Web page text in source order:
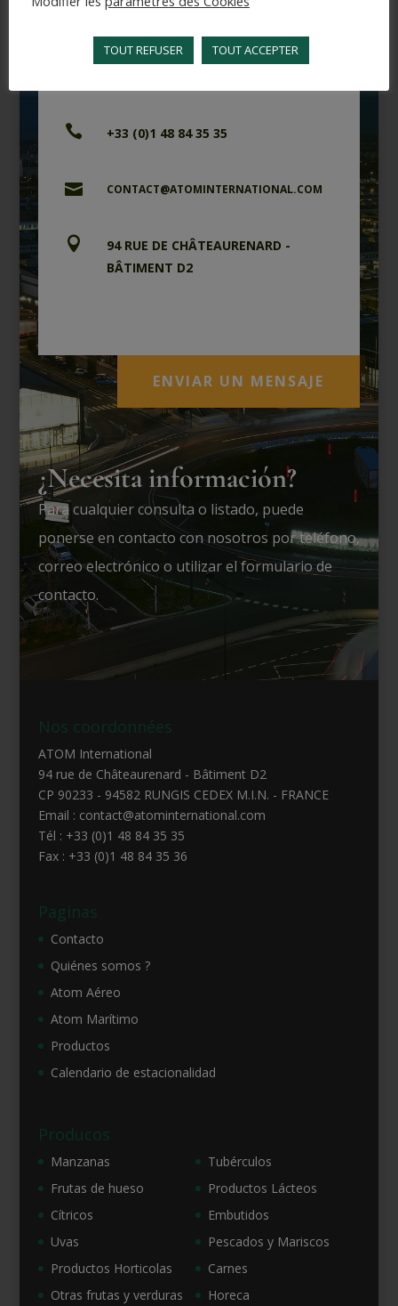
Contacto
 +33 (0)1 48 84 35 35
 CONTACT@ATOMINTERNATIONAL.COM

94 RUE DE CHÂTEAURENARD -
BÂTIMENT D2
ENVIAR UN MENSAJE
¿Necesita información?
Para cualquier consulta o listado, puede
ponerse en contacto con nosotros por teléfono,
correo electrónico o utilizar el formulario de
contacto.
Nos coordonnées
ATOM International
94 rue de Châteaurenard - Bâtiment D2
CP 90233 - 94582 RUNGIS CEDEX M.I.N. - FRANCE
Email : contact@atominternational.com
Tél : +33 (0)1 48 84 35 35
Fax : +33 (0)1 48 84 35 36
Paginas
Contacto
Quiénes somos ?
Atom Aéreo
Atom Marítimo
Productos
Calendario de estacionalidad
Producos
Manzanas
Frutas de hueso
Cítricos
Uvas
Productos Horticolas
Otras frutas y verduras
Tubérculos
Productos Lácteos
Embutidos
Pescados y Mariscos
Carnes
Horeca
TOUT REFUSER TOUT ACCEPTER